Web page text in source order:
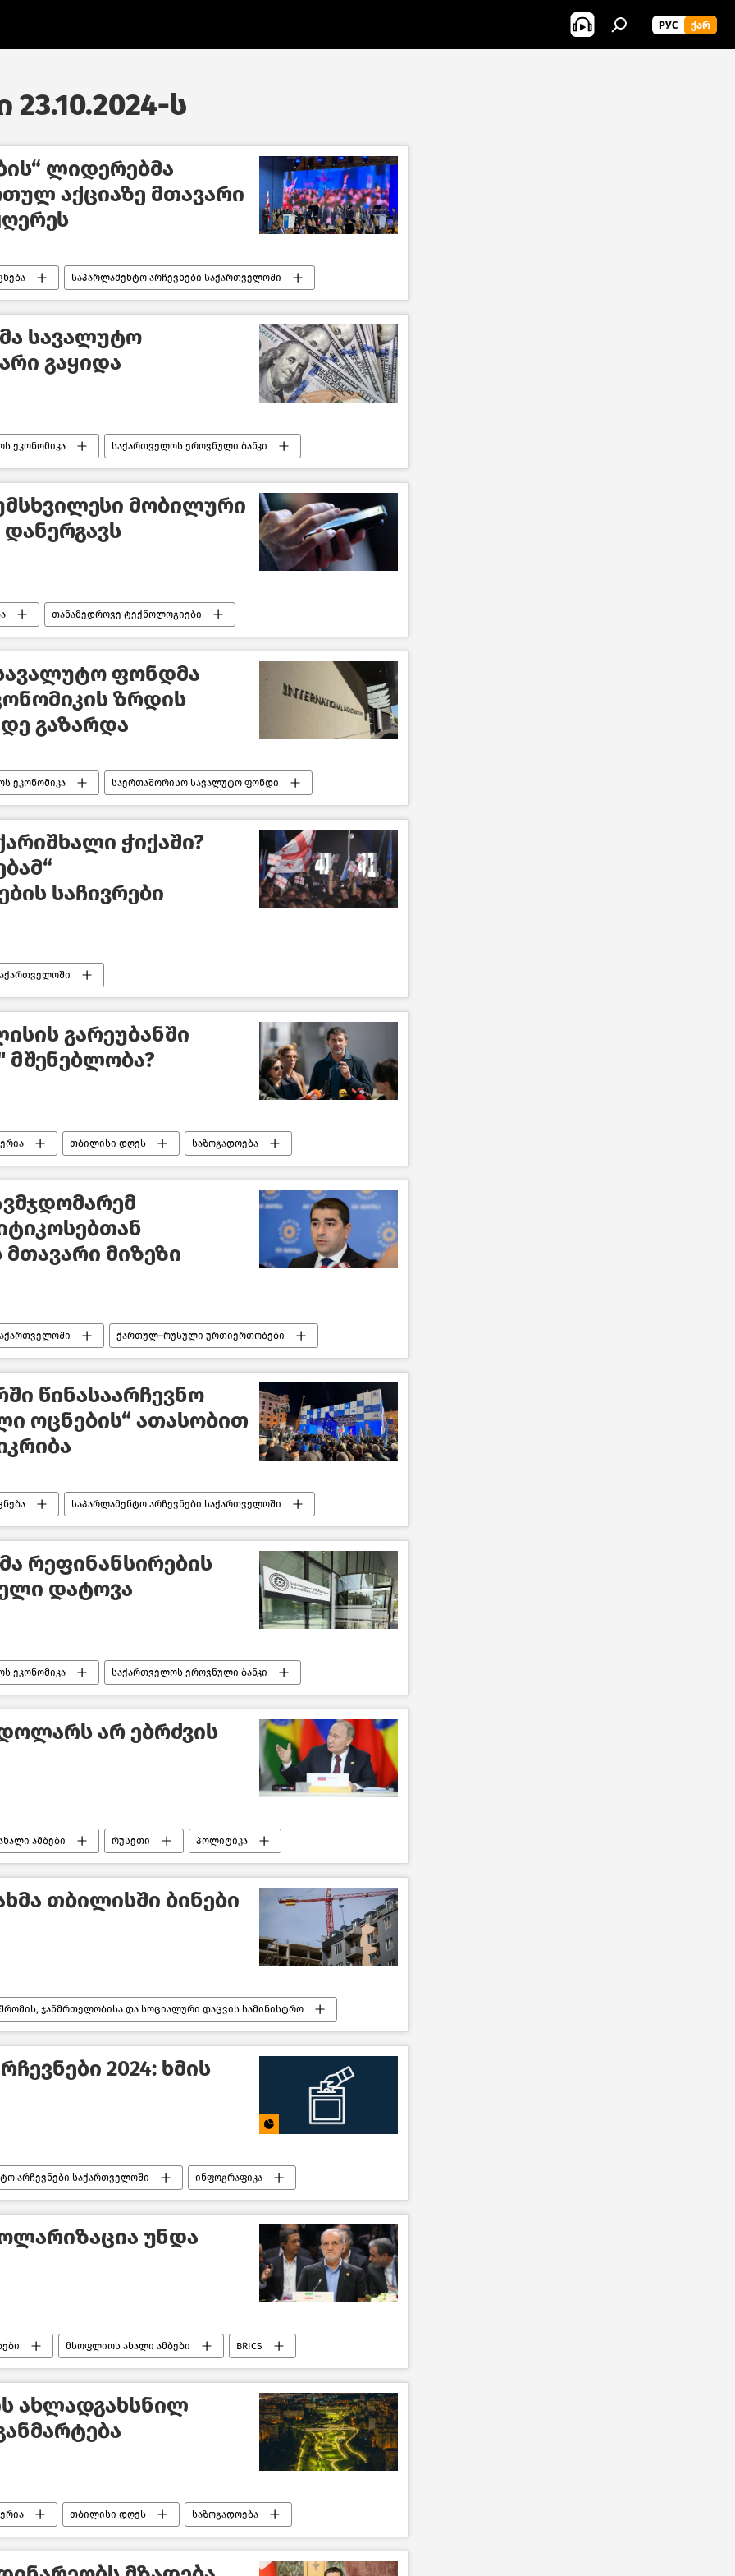
РУС ᲥᲐᲠ
ს
ლიდერებმა
აქციაზე მთავარი
საპარლამენტო არჩევნები საქართველოში
ახალი ამბები
სავალუტო
გაყიდა
ეკონომიკა საქართველოს ეროვნული ბანკი
მობილური
თანამედროვე ტექნოლოგიები
კომუნიკაციების ეროვნული კომისია
ფონდმა
ზრდის
გაზარდა
ეკონომიკა საერთაშორისო სავალუტო ფონდი
ჭიქაში?
საჩივრები
ცესკო
ახალი ამბები ქართული ოცნება
გარეუბანში
მშენებლობა?
თბილისი დღეს საზოგადოება
მიზეზი
ქართულ–რუსული ურთიერთობები
საქართველოს პარლამენტის თავმჯდომარე
წინასაარჩევნო
ოცნების“ ათასობით
საპარლამენტო არჩევნები საქართველოში
რეფინანსირების
დატოვა
ეკონომიკა საქართველოს ეროვნული ბანკი
არ ებრძვის
ამბები რუსეთი პოლიტიკა
თბილისში ბინები
ჯანმრთელობისა და სოციალური დაცვის სამინისტრო
საზოგადოება ახალი ამბები
2024: ხმის
არჩევნები საქართველოში ინფოგრაფიკა
უნდა
მსოფლიოს ახალი ამბები BRICS
ახლადგახსნილ
თბილისი დღეს საზოგადოება